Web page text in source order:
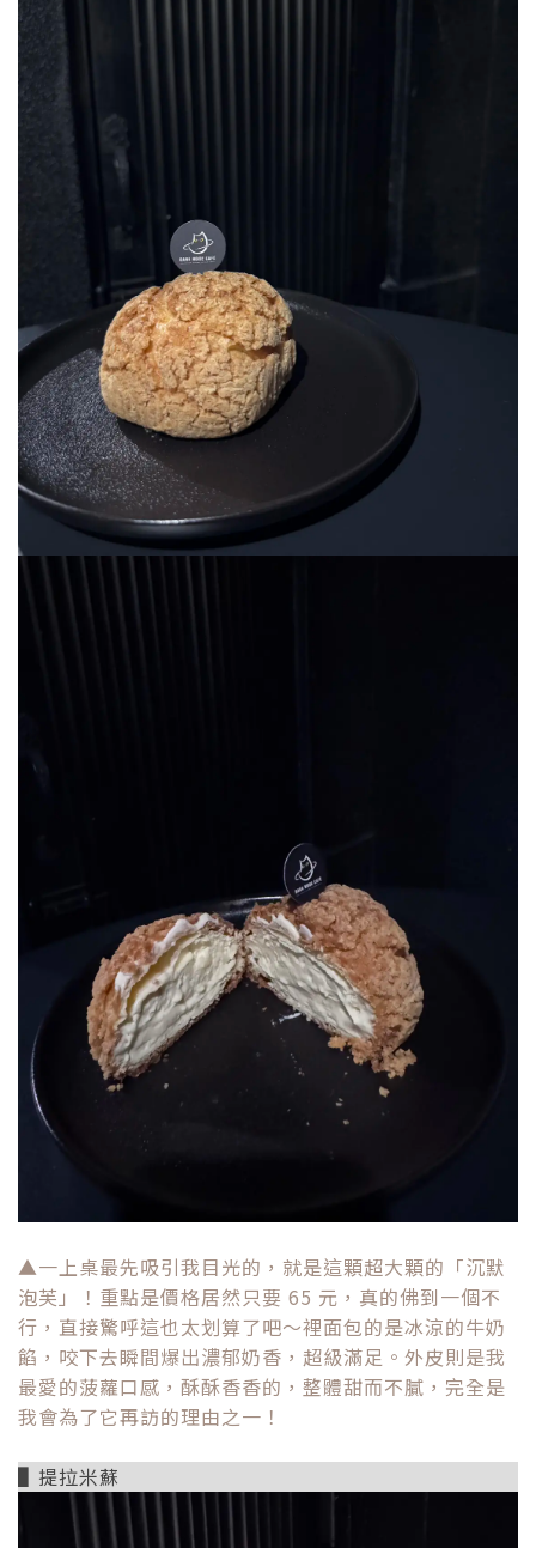
▲一上桌最先吸引我目光的，就是這顆超大顆的「沉默
泡芙」！重點是價格居然只要 65 元，真的佛到一個不
行，直接驚呼這也太划算了吧～裡面包的是冰涼的牛奶
餡，咬下去瞬間爆出濃郁奶香，超級滿足。外皮則是我
最愛的菠蘿口感，酥酥香香的，整體甜而不膩，完全是
我會為了它再訪的理由之一！
▌ 提拉米蘇